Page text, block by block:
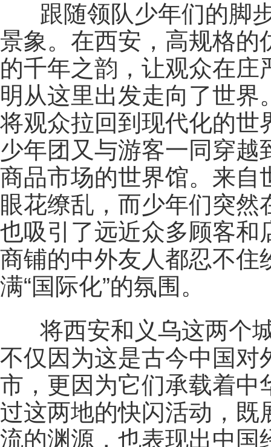
跟随领队少年们的脚
景象。在西安，高规格的
的千年之韵，让观众在
明从这里出发走向了世
将观众拉回到现代化的世
少年团又与游客一同穿
商品市场的世界馆。来自
眼花缭乱，而少年们突
也吸引了远近众多顾客和
商铺的中外友人都忍不住
满“国际化”的氛围。
将西安和义乌这两个
不仅因为这是古今中国对
市，更因为它们承载着中
过这两地的快闪活动，既
流的渊源，也表现出中国